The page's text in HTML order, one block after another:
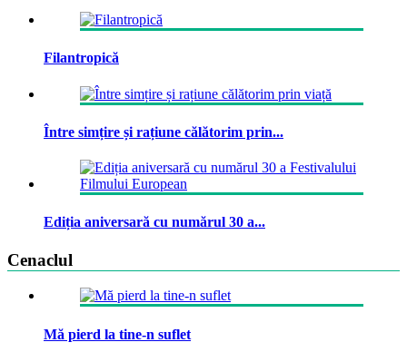
Filantropică
Între simțire și rațiune călătorim prin...
Ediția aniversară cu numărul 30 a...
Cenaclul
Mă pierd la tine-n suflet